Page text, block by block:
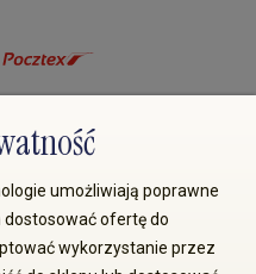
umożliwiają poprawne
dostosować ofertę do
wykorzystanie przez